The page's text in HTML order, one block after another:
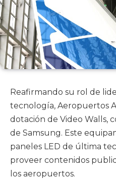
Reafirmando su rol de
tecnología, Aeropuertos
dotación de Video Walls,
de Samsung. Este
paneles LED de última
proveer contenidos
los aeropuertos.